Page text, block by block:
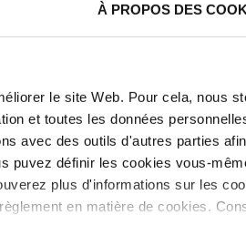
À PROPOS DES
le site Web. Pour cela, nous
et toutes les données
avec des outils d'autres parties afin
puvez définir les cookies vous-
plus d'informations sur les
en matière de cookies.
2B protegé
Poids des pièces
kg